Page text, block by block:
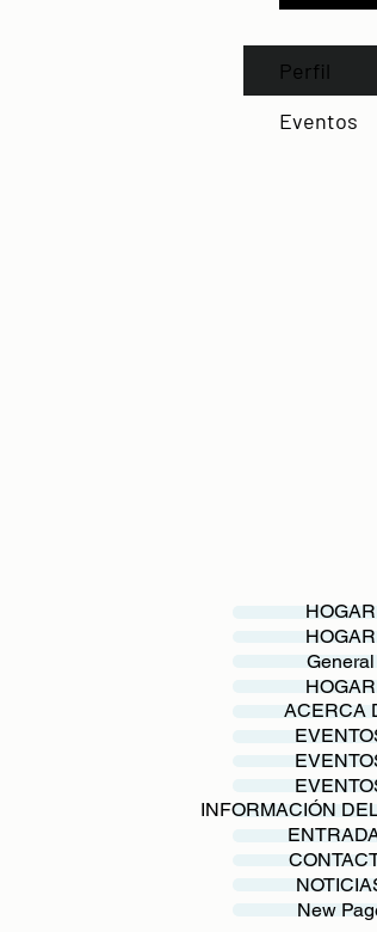
Perfil
Eventos
HOGAR
HOGAR
General
HOGAR
ACERCA
INFORMACIÓN
New